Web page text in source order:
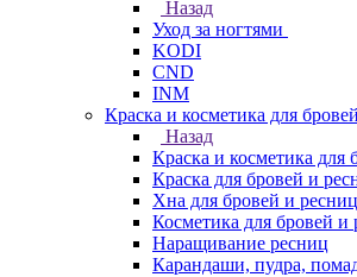
Назад
Уход за ногтями
KODI
CND
INM
Краска и косметика для
Назад
Краска и косметика для
Краска для бровей и
Хна для бровей и ресниц
Косметика для бровей и
Наращивание ресниц
Карандаши, пудра,